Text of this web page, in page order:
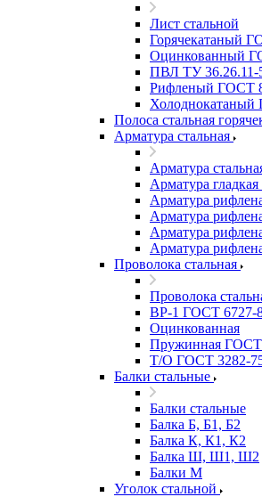
Лист стальной
Горячекатаный
Оцинкованный
ПВЛ ТУ 36.26.11-
Рифленый ГОСТ
Полоса стальная
Арматура стальная
Арматура
Арматура
Арматура
Арматура
Арматура
Арматура
Проволока стальная
Проволока
ВР-1 ГОСТ 6727-
Оцинкованная
Пружинная ГОСТ
Т/О ГОСТ 3282-
Балки стальные
Балки стальные
Балка Б, Б1, Б2
Балка К, К1, К2
Балка Ш, Ш1, Ш2
Балки М
Уголок стальной